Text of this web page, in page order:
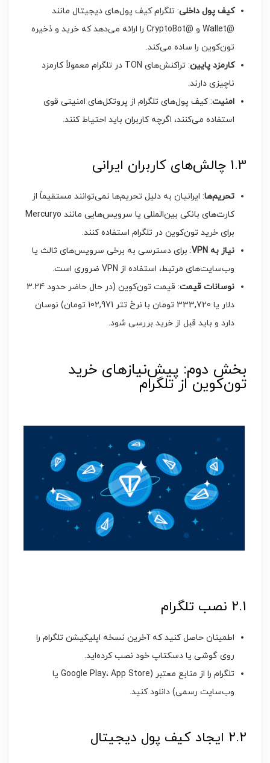
کیف پول داخلی: تلگرام کیف پول‌های دیجیتال مانند
@Wallet و @CryptoBot را ارائه می‌دهد که خرید و ذخیره
تون‌کوین را ساده می‌کند.
کارمزد پایین
: تراکنش‌های TON در تلگرام معمولاً کارمزد
ناچیزی دارند.
امنیت: کیف پول‌های تلگرام از پروتکل‌های امنیتی قوی
استفاده می‌کنند، اگرچه کاربران باید احتیاط کنند.
1.3 چالش‌های کاربران ایرانی
تحریم‌ها: ایرانیان به دلیل تحریم‌ها نمی‌توانند مستقیماً از
کارت‌های بانکی بین‌المللی یا سرویس‌هایی مانند Mercuryo
برای خرید تون‌کوین در تلگرام استفاده کنند.
نیاز به
: برای دسترسی به برخی سرویس‌های ثالث یا
وب‌سایت‌های مرتبط، استفاده از VPN ضروری است.
نوسانات قیمت
: قیمت تون‌کوین (در حال حاضر حدود 3.24
دلار یا 333,720 تومان با نرخ تتر 102,971 تومان) نوسان
دارد و باید قبل از خرید بررسی شود.
بخش دوم: پیش‌نیازهای خرید
تون‌کوین از تلگرام
2.1 نصب تلگرام
اطمینان حاصل کنید که آخرین نسخه اپلیکیشن تلگرام را
روی گوشی یا دسکتاپ خود نصب کرده‌اید.
تلگرام را از منابع معتبر (Google Play، App Store یا
وب‌سایت رسمی) دانلود کنید.
2.2 ایجاد کیف پول دیجیتال